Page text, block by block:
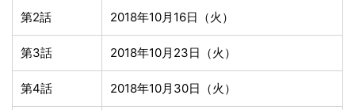
第2話 2018年10月16日（火）
第3話 2018年10月23日（火）
第4話 2018年10月30日（火）